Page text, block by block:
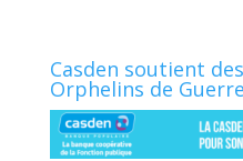
Casden soutient
Orphelins de Guerre